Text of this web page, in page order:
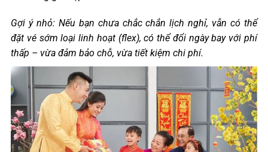
Gợi ý nhỏ: Nếu bạn chưa chắc chắn lịch nghỉ, vẫn có thể
đặt vé sớm loại linh hoạt (flex), có thể đổi ngày bay với phí
thấp – vừa đảm bảo chỗ, vừa tiết kiệm chi phí.